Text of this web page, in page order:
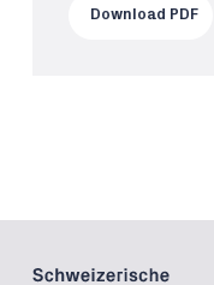
Download PDF